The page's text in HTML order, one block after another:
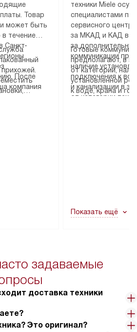
Товар
может быть
течение
Санкт-
После
компания
в будущем.
техники Miele
специалистами
сервисного
за МКАД и КАД
за
коммуникации
наличие
подключения к
и канализации в
от категории
Готовые
предполагают, в
от категории,
установленной
к воде, крана и
не включаются:
в условиях
Показать ещё
задаваемые
доставка техники
Это оригинал?